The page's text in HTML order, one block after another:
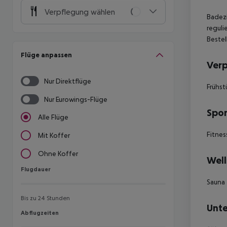
Verpflegung wählen
Flüge anpassen
Nur Direktflüge
Nur Eurowings-Flüge
Alle Flüge
Mit Koffer
Ohne Koffer
Flugdauer
Flugdauer
Bis zu 24 Stunden
Abflugzeiten
Abflugzeiten
Sauna